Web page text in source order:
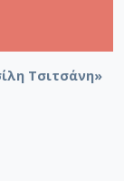
Τσιτσάνη»